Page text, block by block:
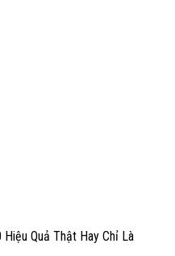
Quả Thật Hay Chỉ Là